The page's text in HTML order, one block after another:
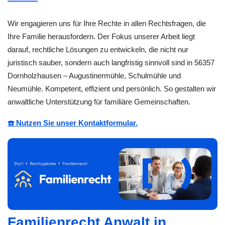
Wir engagieren uns für Ihre Rechte in allen Rechtsfragen, die
Ihre Familie herausfordern. Der Fokus unserer Arbeit liegt
darauf, rechtliche Lösungen zu entwickeln, die nicht nur
juristisch sauber, sondern auch langfristig sinnvoll sind in 56357
Dornholzhausen – Augustinermühle, Schulmühle und
Neumühle. Kompetent, effizient und persönlich. So gestalten wir
anwaltliche Unterstützung für familiäre Gemeinschaften.
☎️ Nutzen Sie unser Kontaktformular.